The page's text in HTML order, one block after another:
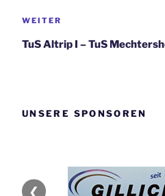
Nächster
WEITER
TuS Altrip I – TuS
UNSERE SPONSOREN
❮